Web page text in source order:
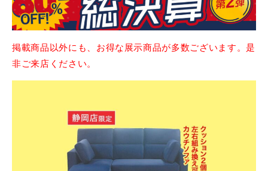
掲載商品以外にも、お得な展示商品が多数ございます。是
非ご来店ください。